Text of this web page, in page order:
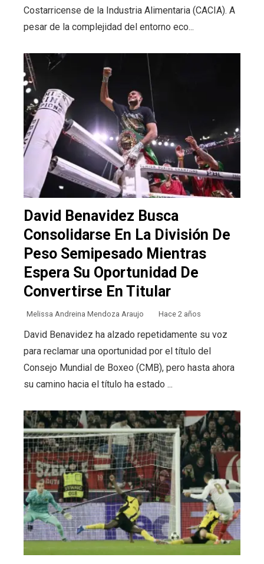
Costarricense de la Industria Alimentaria (CACIA). A
pesar de la complejidad del entorno eco...
David Benavidez Busca
Consolidarse En La División De
Peso Semipesado Mientras
Espera Su Oportunidad De
Convertirse En Titular
Melissa Andreina Mendoza Araujo Hace 2 años
David Benavidez ha alzado repetidamente su voz
para reclamar una oportunidad por el título del
Consejo Mundial de Boxeo (CMB), pero hasta ahora
su camino hacia el título ha estado ...